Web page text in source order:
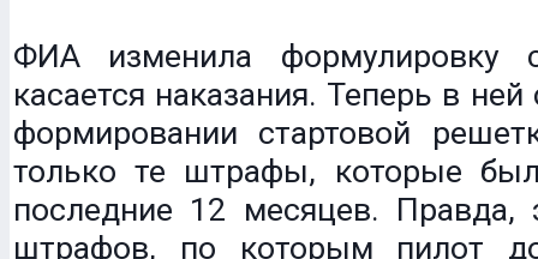
ФИА изменила формулировку
касается наказания. Теперь в ней
формировании стартовой
только те штрафы, которые
последние 12 месяцев. Правда,
штрафов, по которым пилот